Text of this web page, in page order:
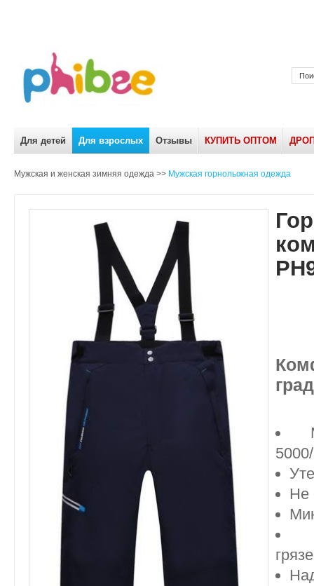
Для детей Для взрослых Отзывы КУПИТЬ ОПТОМ
Мужская и женская зимняя одежда >> Мужская горнолыжная одежда
Не